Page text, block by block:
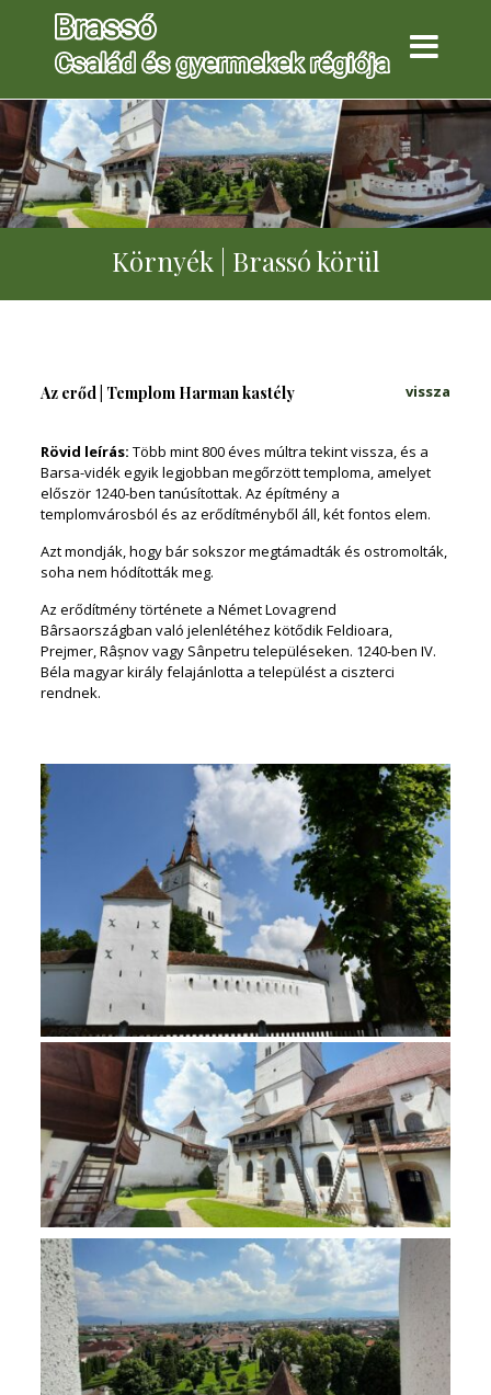
Környék | Brassó körül
Az erőd | Templom Harman kastély vissza
Rövid leírás: Több mint 800 éves múltra tekint vissza, és a
Barsa-vidék egyik legjobban megőrzött temploma, amelyet
először 1240-ben tanúsítottak. Az építmény a
templomvárosból és az erődítményből áll, két fontos elem.
Azt mondják, hogy bár sokszor megtámadták és ostromolták,
soha nem hódították meg.
Az erődítmény története a Német Lovagrend
Bârsaországban való jelenlétéhez kötődik Feldioara,
Prejmer, Râșnov vagy Sânpetru településeken. 1240-ben IV.
Béla magyar király felajánlotta a települést a ciszterci
rendnek.